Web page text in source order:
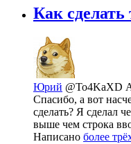
Как
Юрий @To4KaXD
Спасибо, а вот
сделать? Я сделал
выше чем строка
Написано более